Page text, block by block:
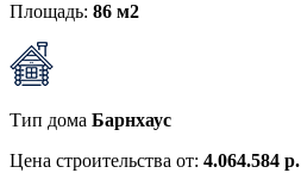
Площадь: 86 м2
Тип дома Барнхаус
Цена строительства от: 4.064.584 р.